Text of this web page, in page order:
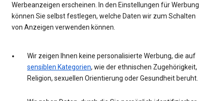
Werbeanzeigen erscheinen. In den Einstellungen für Werbung
können Sie selbst festlegen, welche Daten wir zum Schalten
von Anzeigen verwenden können.
Wir zeigen Ihnen keine personalisierte Werbung, die auf
sensiblen Kategorien, wie der ethnischen Zugehörigkeit,
Religion, sexuellen Orientierung oder Gesundheit beruht.